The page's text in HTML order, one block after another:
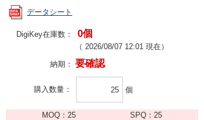
データシート
DigiKey在庫数： 0個
（ 2026/08/07 12:01 現在）
納期： 要確認
購入数量 個
MOQ： 25 SPQ：25